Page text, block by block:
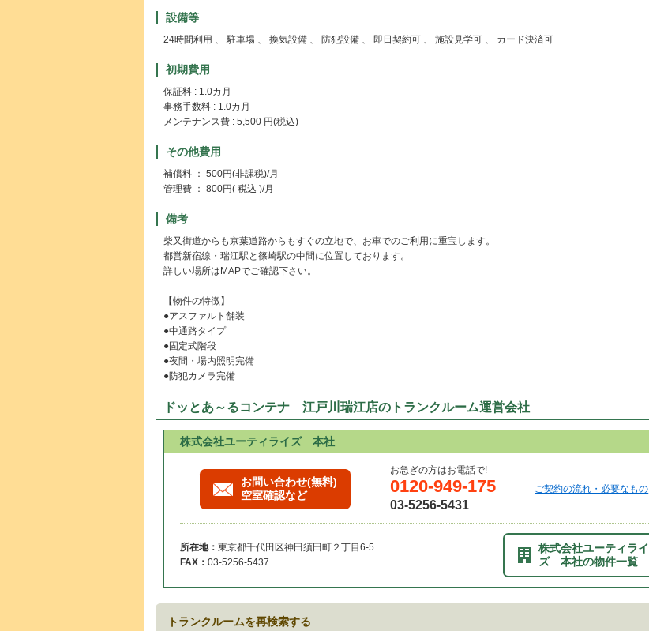
設備等
24時間利用 、 駐車場 、 換気設備 、 防犯設備 、 即日契約可 、 施設見学可 、 カード決済可
初期費用
保証料 : 1.0カ月
事務手数料 : 1.0カ月
メンテナンス費 : 5,500 円(税込)
その他費用
補償料 ： 500円(非課税)/月
管理費 ： 800円( 税込 )/月
備考
柴又街道からも京葉道路からもすぐの立地で、お車でのご利用に重宝します。
都営新宿線・瑞江駅と篠崎駅の中間に位置しております。
詳しい場所はMAPでご確認下さい。
【物件の特徴】
●アスファルト舗装
●中通路タイプ
●固定式階段
●夜間・場内照明完備
●防犯カメラ完備
ドッとあ～るコンテナ 江戸川瑞江店のトランクルーム運営会社
株式会社ユーティライズ 本社
お問い合わせ(無料)
空室確認など
お急ぎの方はお電話で!
0120-949-175
03-5256-5431
ご契約の流れ・必要なもの
所在地： 東京都千代田区神田須田町２丁目6-5
FAX： 03-5256-5437
株式会社ユーティライ
ズ 本社の物件一覧
トランクルームを再検索する